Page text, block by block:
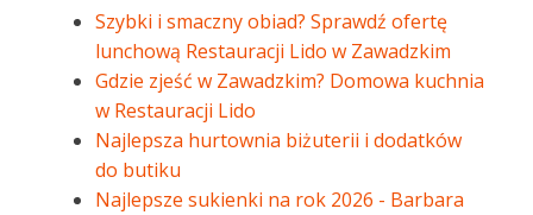
Szybki i smaczny obiad? Sprawdź ofertę
lunchową Restauracji Lido w Zawadzkim
Gdzie zjeść w Zawadzkim? Domowa kuchnia
w Restauracji Lido
Najlepsza hurtownia biżuterii i dodatków
do butiku
Najlepsze sukienki na rok 2026 - Barbara